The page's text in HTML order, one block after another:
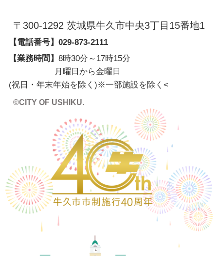
〒300-1292 茨城県牛久市中央3丁目15番地1
【電話番号】 029-873-2111
【業務時間】 8時30分～17時15分
月曜日から金曜日
(祝日・年末年始を除く)※一部施設を除く <
©CITY OF USHIKU.